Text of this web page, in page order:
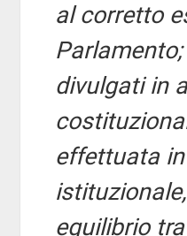
al corretto
divulgati in
effettuata
equilibrio